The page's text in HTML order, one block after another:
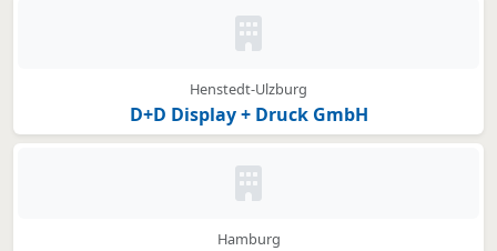
Kein Bild oder Logo hinterlegt
Henstedt-Ulzburg
D+D Display + Druck GmbH
Kein Bild oder Logo hinterlegt
Hamburg